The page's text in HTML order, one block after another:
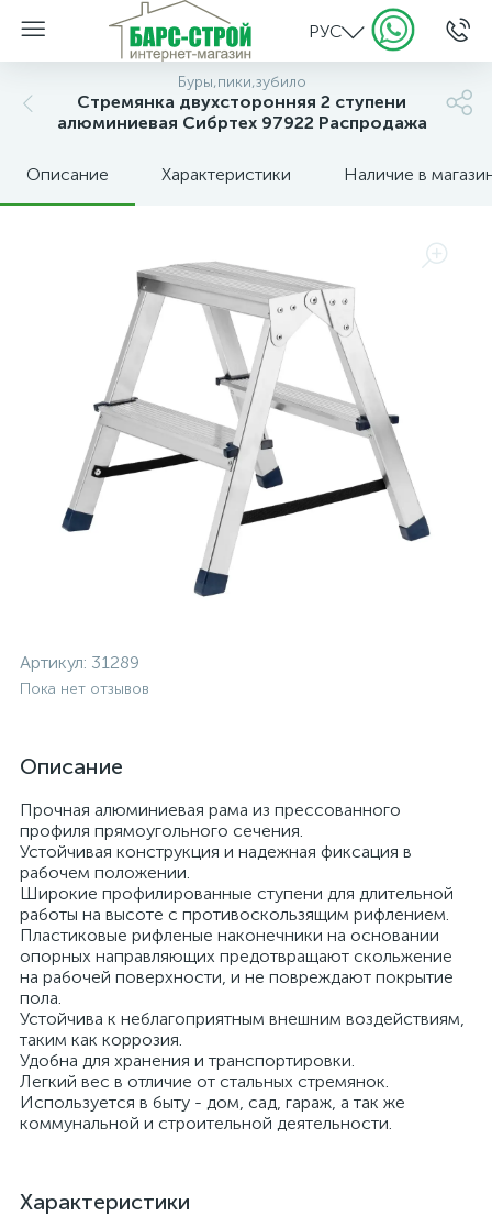
РУС
Буры,пики,зубило
Стремянка двухсторонняя 2 ступени
алюминиевая Сибртех 97922 Распродажа
Описание Характеристики Наличие в
Артикул: 31289
Пока нет отзывов
Описание
Прочная алюминиевая рама из прессованного
профиля прямоугольного сечения.
Устойчивая конструкция и надежная фиксация в
рабочем положении.
Широкие профилированные ступени для длительной
работы на высоте с противоскользящим рифлением.
Пластиковые рифленые наконечники на основании
опорных направляющих предотвращают скольжение
на рабочей поверхности, и не повреждают покрытие
пола.
Устойчива к неблагоприятным внешним воздействиям,
таким как коррозия.
Удобна для хранения и транспортировки.
Легкий вес в отличие от стальных стремянок.
Используется в быту - дом, сад, гараж, а так же
коммунальной и строительной деятельности.
Характеристики